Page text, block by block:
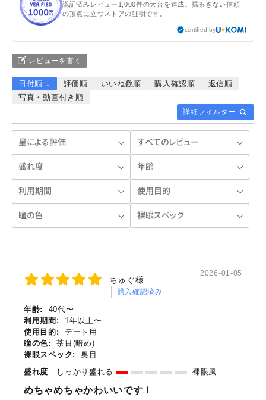
認証済みレビュー1,000件の大台を達成。揺るぎない信頼
の頂点に立つストアの証明です。
certified by
レビューを書く
詳細フィルター
日付順 ↓ 評価順 いいね数順 購入確認順
返信順
写真・動画付き順
ちゅぐ様
購入確認済み
2026-01-05
年齢:
40代〜
利用期間:
1年以上〜
使用目的:
デート用
瞳の色:
茶目(暗め)
裸眼スペック:
奥目
盛れ度
しっかり盛れる 裸眼風
めちゃめちゃかわいいです！